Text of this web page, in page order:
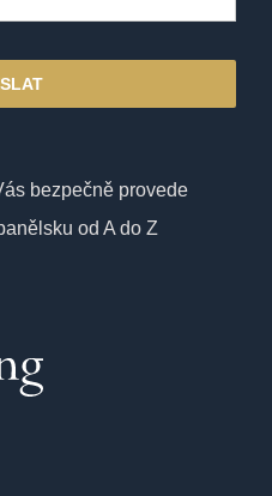
bezpečně provede
od A do Z